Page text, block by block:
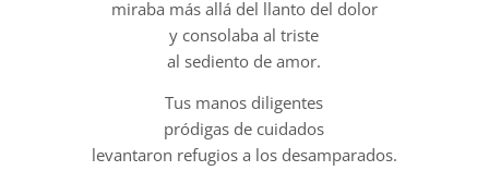
miraba más allá del llanto del dolor
y consolaba al triste
al sediento de amor.
Tus manos diligentes
pródigas de cuidados
levantaron refugios a los desamparados.